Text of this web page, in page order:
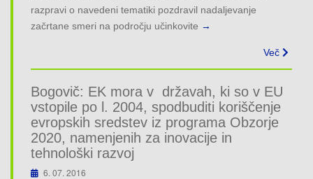
razpravi o navedeni tematiki pozdravil nadaljevanje
začrtane smeri na področju učinkovite →
Več
Bogovič: EK mora v državah, ki so v EU
vstopile po l. 2004, spodbuditi koriščenje
evropskih sredstev iz programa Obzorje
2020, namenjenih za inovacije in
tehnološki razvoj
6. 07. 2016